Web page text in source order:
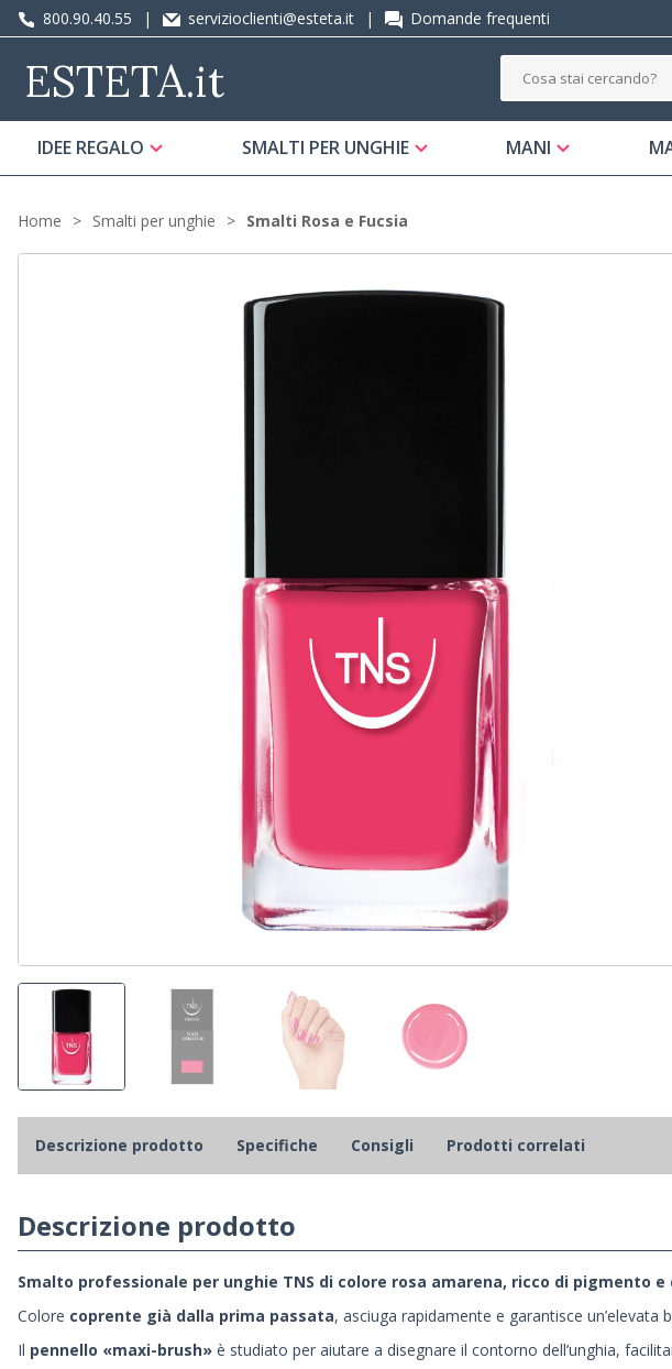
800.90.40.55 | servizioclienti@esteta.it | Domande frequenti
ESTETA.it
IDEE REGALO SMALTI PER UNGHIE MANI
Home Smalti per unghie Smalti Rosa e Fucsia
Descrizione prodotto Specifiche Consigli Prodotti correlati
Descrizione prodotto
Smalto professionale per unghie TNS di colore rosa amarena, ricco di
Colore coprente già dalla prima passata, asciuga rapidamente e garantisce un’elevata
Il pennello «maxi-brush» è studiato per aiutare a disegnare il contorno dell’unghia,